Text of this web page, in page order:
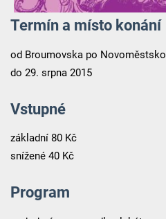
Termín a místo konání
od Broumovska po Novoměstsko
do 29. srpna 2015
Vstupné
základní 80 Kč
snížené 40 Kč
Program